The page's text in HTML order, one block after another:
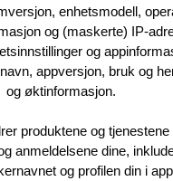
enhetsmodell,
og (maskerte) IP-
og
appversjon, bruk og
og øktinformasjon.
produktene og
anmeldelsene dine,
og profilen din i